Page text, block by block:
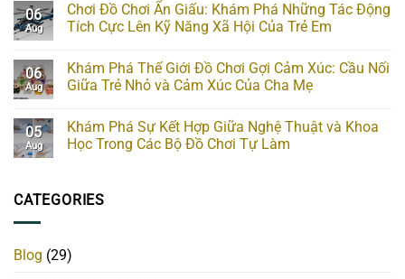
06
Aug
Chơi Đồ Chơi Ẩn Giấu: Khám Phá Những Tác Động
Tích Cực Lên Kỹ Năng Xã Hội Của Trẻ Em
06
Aug
Khám Phá Thế Giới Đồ Chơi Gợi Cảm Xúc: Cầu Nối
Giữa Trẻ Nhỏ và Cảm Xúc Của Cha Mẹ
05
Aug
Khám Phá Sự Kết Hợp Giữa Nghệ Thuật và Khoa
Học Trong Các Bộ Đồ Chơi Tự Làm
CATEGORIES
Blog (29)